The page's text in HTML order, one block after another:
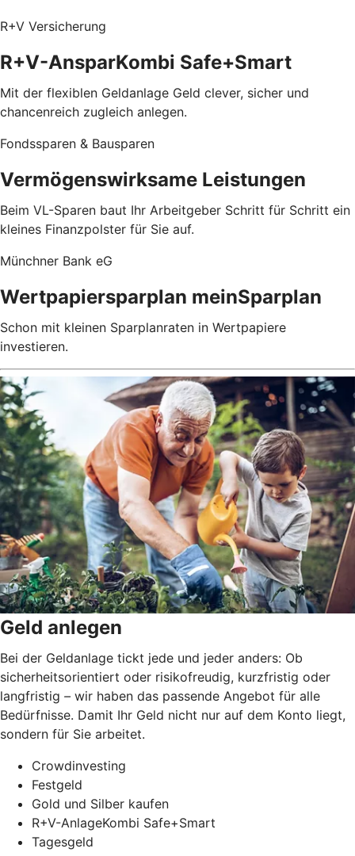
R+V Versicherung
R+V-AnsparKombi Safe+Smart
Mit der flexiblen Geldanlage Geld clever, sicher und
chancenreich zugleich anlegen.
Fondssparen & Bausparen
Vermögenswirksame Leistungen
Beim VL-Sparen baut Ihr Arbeitgeber Schritt für Schritt ein
kleines Finanzpolster für Sie auf.
Münchner Bank eG
Wertpapiersparplan meinSparplan
Schon mit kleinen Sparplanraten in Wertpapiere
investieren.
Geld anlegen
Bei der Geldanlage tickt jede und jeder anders: Ob
sicherheitsorientiert oder risikofreudig, kurzfristig oder
langfristig – wir haben das passende Angebot für alle
Bedürfnisse. Damit Ihr Geld nicht nur auf dem Konto liegt,
sondern für Sie arbeitet.
Crowdinvesting
Festgeld
Gold und Silber kaufen
R+V-AnlageKombi Safe+Smart
Tagesgeld